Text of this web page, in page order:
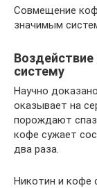
Совмещение
значимым
систему
Научно
оказывает на
порождают
кофе сужает
два раза.
Никотин и кофе